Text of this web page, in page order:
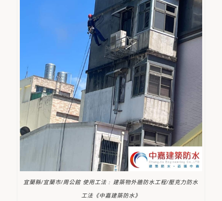
宜蘭縣/宜蘭市/周公館 使用工法 : 建築物外牆防水工程/壓克力防水
工法《中嘉建築防水》